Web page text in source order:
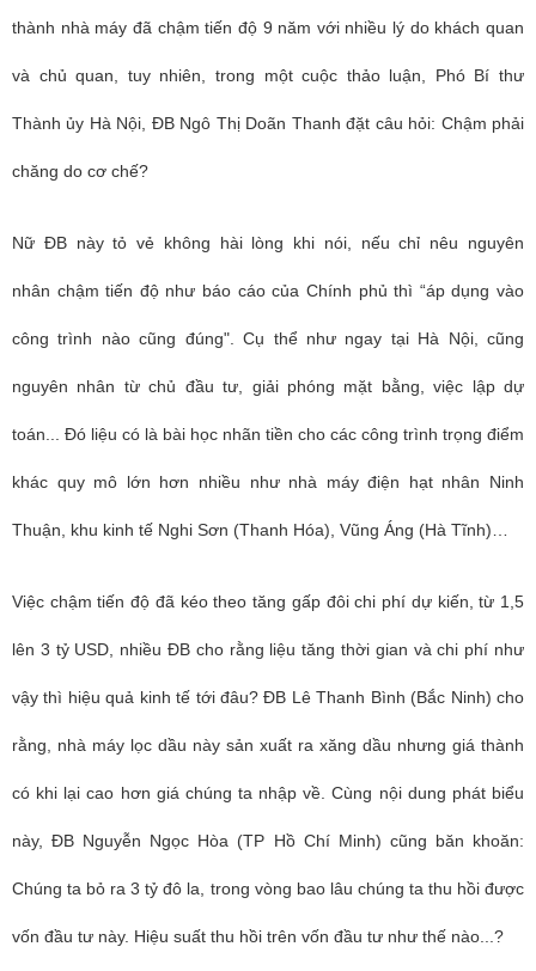
thành nhà máy đã chậm tiến độ 9 năm với nhiều lý do khách quan
và chủ quan, tuy nhiên, trong một cuộc thảo luận, Phó Bí thư
Thành ủy Hà Nội, ĐB Ngô Thị Doãn Thanh đặt câu hỏi: Chậm phải
chăng do cơ chế?
Nữ ĐB này tỏ vẻ không hài lòng khi nói, nếu chỉ nêu nguyên
nhân chậm tiến độ như báo cáo của Chính phủ thì “áp dụng vào
công trình nào cũng đúng". Cụ thể như ngay tại Hà Nội, cũng
nguyên nhân từ chủ đầu tư, giải phóng mặt bằng, việc lập dự
toán... Đó liệu có là bài học nhãn tiền cho các công trình trọng điểm
khác quy mô lớn hơn nhiều như nhà máy điện hạt nhân Ninh
Thuận, khu kinh tế Nghi Sơn (Thanh Hóa), Vũng Áng (Hà Tĩnh)…
Việc chậm tiến độ đã kéo theo tăng gấp đôi chi phí dự kiến, từ 1,5
lên 3 tỷ USD, nhiều ĐB cho rằng liệu tăng thời gian và chi phí như
vậy thì hiệu quả kinh tế tới đâu? ĐB Lê Thanh Bình (Bắc Ninh) cho
rằng, nhà máy lọc dầu này sản xuất ra xăng dầu nhưng giá thành
có khi lại cao hơn giá chúng ta nhập về. Cùng nội dung phát biểu
này, ĐB Nguyễn Ngọc Hòa (TP Hồ Chí Minh) cũng băn khoăn:
Chúng ta bỏ ra 3 tỷ đô la, trong vòng bao lâu chúng ta thu hồi được
vốn đầu tư này. Hiệu suất thu hồi trên vốn đầu tư như thế nào...?